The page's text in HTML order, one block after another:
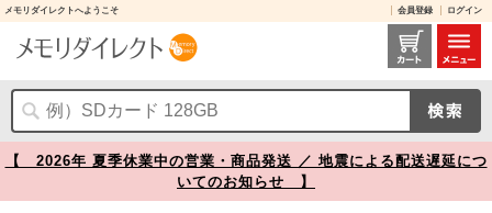
メモリダイレクトへようこそ 会員登録 ログイン
薄型 CDプラケース クリア 厚さ5.2mm 50枚セット【メモリダイレクト】
【 2026年 夏季休業中の営業・商品発送 ／ 地震による配送遅延につ
いてのお知らせ 】